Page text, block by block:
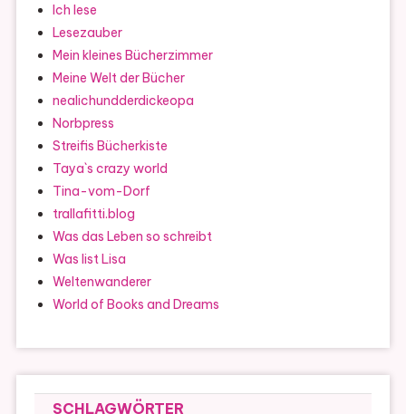
Ich lese
Lesezauber
Mein kleines Bücherzimmer
Meine Welt der Bücher
nealichundderdickeopa
Norbpress
Streifis Bücherkiste
Taya`s crazy world
Tina-vom-Dorf
trallafitti.blog
Was das Leben so schreibt
Was list Lisa
Weltenwanderer
World of Books and Dreams
SCHLAGWÖRTER